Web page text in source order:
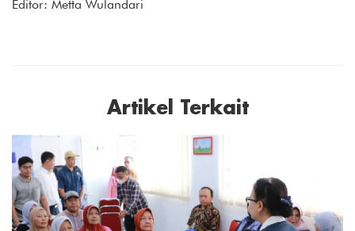
Editor: Metta Wulandari
Artikel Terkait